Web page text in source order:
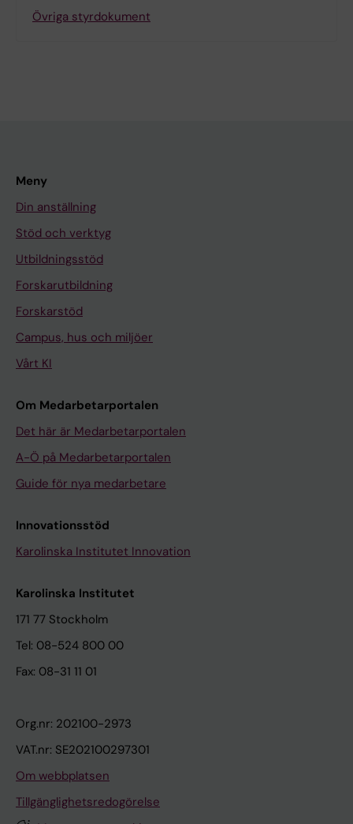
Övriga styrdokument
Meny
Din anställning
Stöd och verktyg
Utbildningsstöd
Forskarutbildning
Forskarstöd
Campus, hus och miljöer
Vårt KI
Om Medarbetarportalen
Det här är Medarbetarportalen
A-Ö på Medarbetarportalen
Guide för nya medarbetare
Innovationsstöd
Karolinska Institutet Innovation
Karolinska Institutet
171 77 Stockholm
Tel: 08-524 800 00
Fax: 08-31 11 01
Org.nr: 202100-2973
VAT.nr: SE202100297301
Om webbplatsen
Tillgänglighetsredogörelse